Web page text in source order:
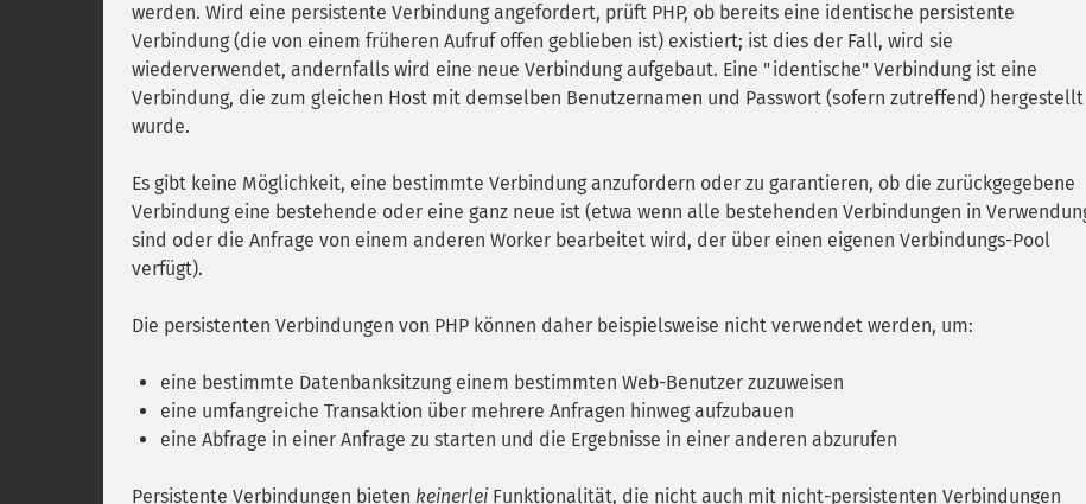
werden. Wird eine persistente Verbindung angefordert, prüft PHP, ob bereits eine identische persistente
Verbindung (die von einem früheren Aufruf offen geblieben ist) existiert; ist dies der Fall, wird sie
wiederverwendet, andernfalls wird eine neue Verbindung aufgebaut. Eine "identische" Verbindung ist eine
Verbindung, die zum gleichen Host mit demselben Benutzernamen und Passwort (sofern zutreffend) hergestellt
wurde.
Es gibt keine Möglichkeit, eine bestimmte Verbindung anzufordern oder zu garantieren, ob die zurückgegebene
Verbindung eine bestehende oder eine ganz neue ist (etwa wenn alle bestehenden Verbindungen in
sind oder die Anfrage von einem anderen Worker bearbeitet wird, der über einen eigenen Verbindungs-Pool
verfügt).
Die persistenten Verbindungen von PHP können daher beispielsweise nicht verwendet werden, um:
eine bestimmte Datenbanksitzung einem bestimmten Web-Benutzer zuzuweisen
eine umfangreiche Transaktion über mehrere Anfragen hinweg aufzubauen
eine Abfrage in einer Anfrage zu starten und die Ergebnisse in einer anderen abzurufen
Persistente Verbindungen bieten keinerlei Funktionalität, die nicht auch mit nicht-persistenten Verbindungen